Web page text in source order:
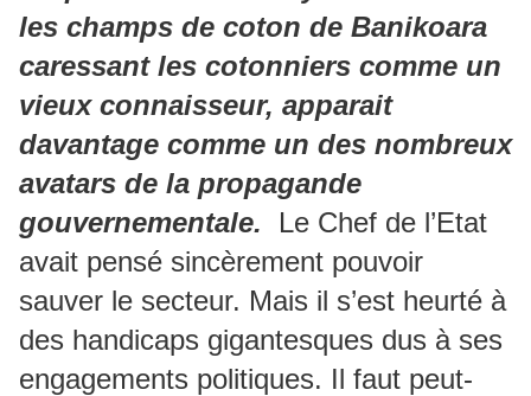
les champs de coton de Banikoara
caressant les cotonniers comme un
vieux connaisseur, apparait
davantage comme un des nombreux
avatars de la propagande
gouvernementale. Le Chef de l’Etat
avait pensé sincèrement pouvoir
sauver le secteur. Mais il s’est heurté à
des handicaps gigantesques dus à ses
engagements politiques. Il faut peut-